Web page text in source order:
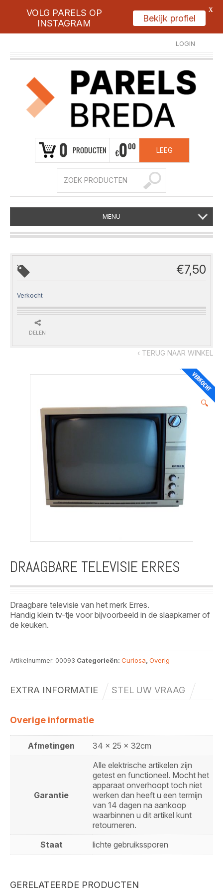
LOGIN
REGISTREER
0 PRODUCTEN €000 LEEG
MENU
‹ TERUG NAAR WINKEL
🔍
DRAAGBARE TELEVISIE ERRES
Draagbare televisie van het merk Erres.
Handig klein tv-tje voor bijvoorbeeld in de slaapkamer of
de keuken.
Artikelnummer: 00093 Categorieën: Curiosa Overig
EXTRA INFORMATIE STEL UW VRAAG
Overige informatie
Afmetingen 34 x 25 x 32cm
Garantie
Alle elektrische artikelen zijn
getest en functioneel. Mocht het
apparaat onverhoopt toch niet
werken dan heeft u een termijn
van 14 dagen na aankoop
waarbinnen u dit artikel kunt
retourneren.
Staat
lichte gebruikssporen
GERELATEERDE PRODUCTEN
€7,50
Verkocht
DELEN
VOLG PARELS OP
INSTAGRAM
Bekijk profiel
X